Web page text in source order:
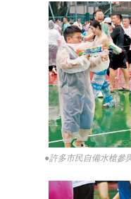
●許多市民自備水槍參